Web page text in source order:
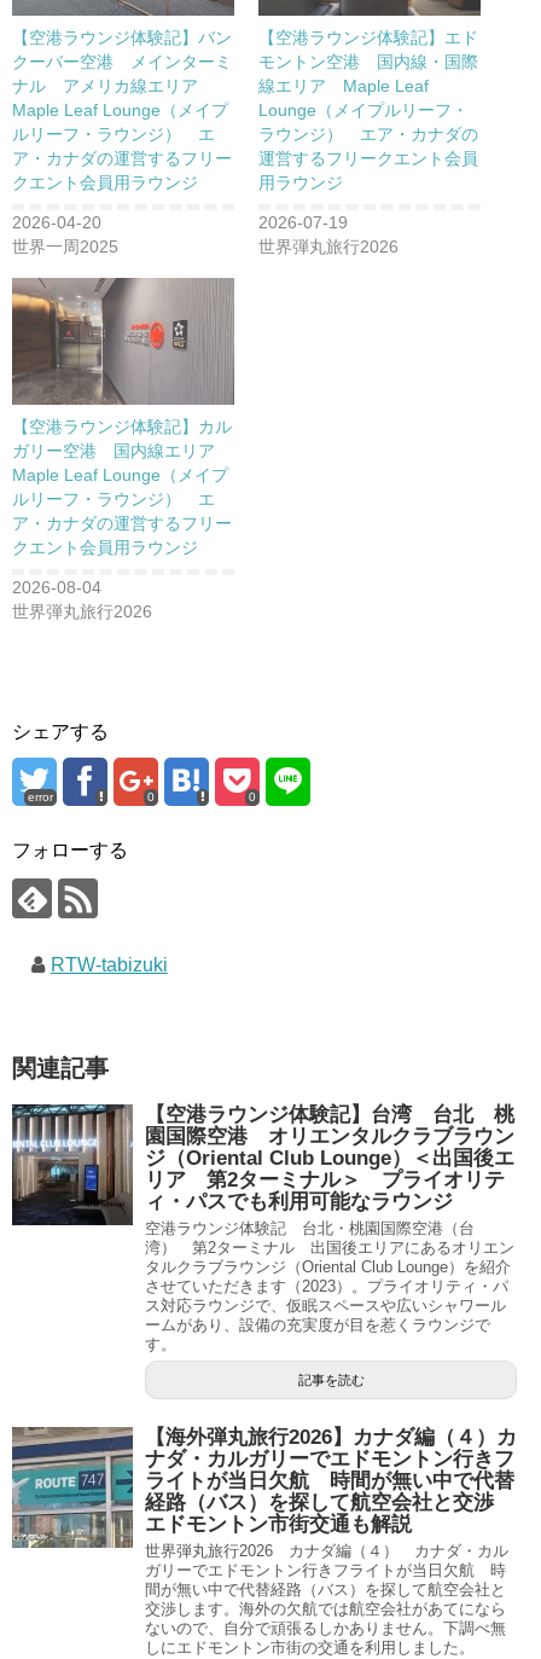
【空港ラウンジ体験記】バン
クーバー空港 メインターミ
ナル アメリカ線エリア
Maple Leaf Lounge（メイプ
ルリーフ・ラウンジ） エ
ア・カナダの運営するフリー
クエント会員用ラウンジ
2026-04-20
世界一周2025
【空港ラウンジ体験記】エド
モントン空港 国内線・国際
線エリア Maple Leaf
Lounge（メイプルリーフ・
ラウンジ） エア・カナダの
運営するフリークエント会員
用ラウンジ
2026-07-19
世界弾丸旅行2026
【空港ラウンジ体験記】カル
ガリー空港 国内線エリア
Maple Leaf Lounge（メイプ
ルリーフ・ラウンジ） エ
ア・カナダの運営するフリー
クエント会員用ラウンジ
2026-08-04
世界弾丸旅行2026
シェアする
error 0 0
フォローする
RTW-tabizuki
関連記事
【空港ラウンジ体験記】台湾 台北 桃
園国際空港 オリエンタルクラブラウン
ジ（Oriental Club Lounge）＜出国後エ
リア 第2ターミナル＞ プライオリテ
ィ・パスでも利用可能なラウンジ
空港ラウンジ体験記 台北・桃園国際空港（台
湾） 第2ターミナル 出国後エリアにあるオリエン
タルクラブラウンジ（Oriental Club Lounge）を紹介
させていただきます（2023）。プライオリティ・パ
ス対応ラウンジで、仮眠スペースや広いシャワール
ームがあり、設備の充実度が目を惹くラウンジで
す。
記事を読む
【海外弾丸旅行2026】カナダ編（４）カ
ナダ・カルガリーでエドモントン行きフ
ライトが当日欠航 時間が無い中で代替
経路（バス）を探して航空会社と交渉
エドモントン市街交通も解説
世界弾丸旅行2026 カナダ編（４） カナダ・カル
ガリーでエドモントン行きフライトが当日欠航 時
間が無い中で代替経路（バス）を探して航空会社と
交渉します。海外の欠航では航空会社があてになら
ないので、自分で頑張るしかありません。下調べ無
しにエドモントン市街の交通を利用しました。